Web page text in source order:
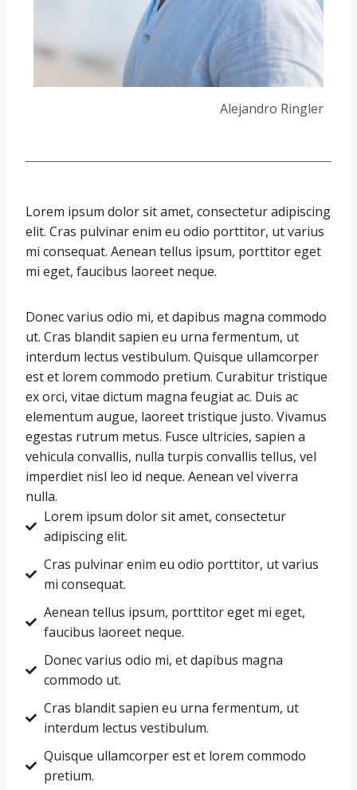
Alejandro Ringler
Lorem ipsum dolor sit amet, consectetur adipiscing
elit. Cras pulvinar enim eu odio porttitor, ut varius
mi consequat. Aenean tellus ipsum, porttitor eget
mi eget, faucibus laoreet neque.
Donec varius odio mi, et dapibus magna commodo
ut. Cras blandit sapien eu urna fermentum, ut
interdum lectus vestibulum. Quisque ullamcorper
est et lorem commodo pretium. Curabitur tristique
ex orci, vitae dictum magna feugiat ac. Duis ac
elementum augue, laoreet tristique justo. Vivamus
egestas rutrum metus. Fusce ultricies, sapien a
vehicula convallis, nulla turpis convallis tellus, vel
imperdiet nisl leo id neque. Aenean vel viverra
nulla.
Lorem ipsum dolor sit amet, consectetur
adipiscing elit.
Cras pulvinar enim eu odio porttitor, ut varius
mi consequat.
Aenean tellus ipsum, porttitor eget mi eget,
faucibus laoreet neque.
Donec varius odio mi, et dapibus magna
commodo ut.
Cras blandit sapien eu urna fermentum, ut
interdum lectus vestibulum.
Quisque ullamcorper est et lorem commodo
pretium.